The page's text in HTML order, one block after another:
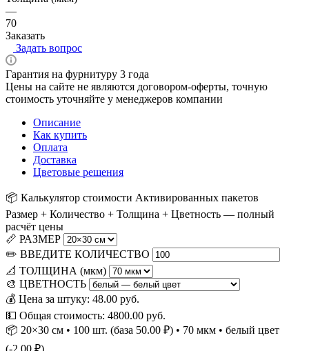
—
70
Заказать
Задать вопрос
Гарантия на фурнитуру 3 года
Цены на сайте не являются договором-оферты, точную
стоимость уточняйте у менеджеров компании
Описание
Как купить
Оплата
Доставка
Цветовые решения
📦 Калькулятор стоимости Активированных пакетов
Размер + Количество + Толщина + Цветность — полный
расчёт цены
📏 РАЗМЕР
✏️ ВВЕДИТЕ КОЛИЧЕСТВО
📐 ТОЛЩИНА (мкм)
🎨 ЦВЕТНОСТЬ
💰 Цена за штуку: 48.00 руб.
💵 Общая стоимость: 4800.00 руб.
📦 20×30 см • 100 шт. (база 50.00 ₽) • 70 мкм • белый цвет
(-2.00 ₽)